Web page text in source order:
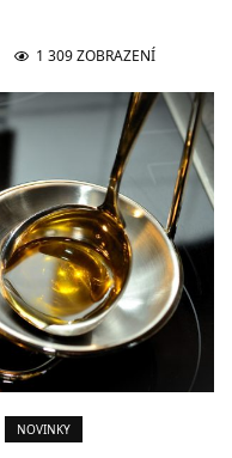
1 309 ZOBRAZENÍ
NOVINKY